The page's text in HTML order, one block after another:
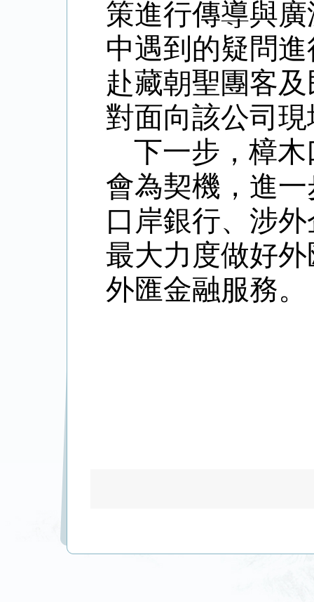
策進行傳導與
中遇到的疑問
赴藏朝聖團客
對面向該公司
下一步，樟
會為契機，進
口岸銀行、涉
最大力度做好
外匯金融服務。